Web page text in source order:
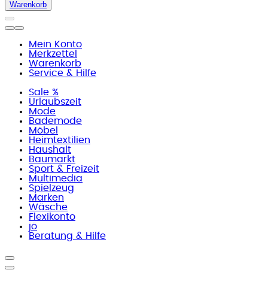
Warenkorb
Mein Konto
Merkzettel
Warenkorb
Service & Hilfe
Sale %
Urlaubszeit
Mode
Bademode
Möbel
Heimtextilien
Haushalt
Baumarkt
Sport & Freizeit
Multimedia
Spielzeug
Marken
Wäsche
Flexikonto
jö
Beratung & Hilfe